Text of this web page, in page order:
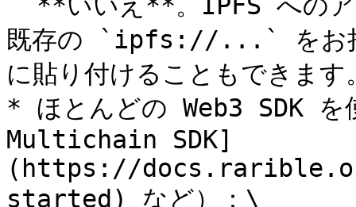
既存の `ipfs://...` をお持
に貼り付けることもできます
* ほとんどの Web3 SDK
Multichain SDK]
(https://
started) など）：\